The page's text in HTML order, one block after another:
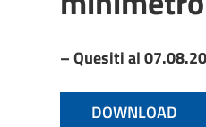
– Quesiti al
DOWNLOAD